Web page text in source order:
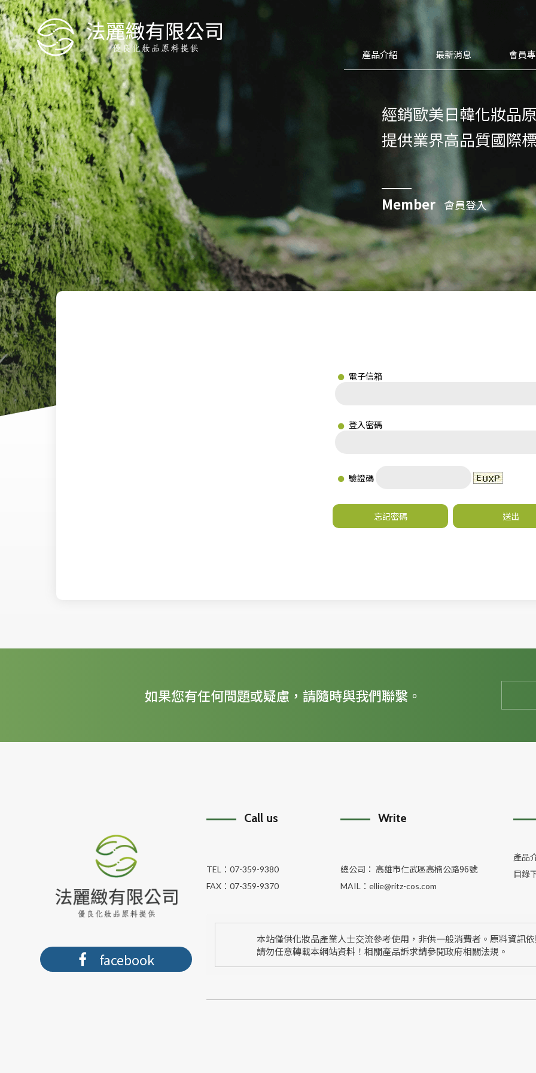
產品介紹 最新消息 會員
經銷歐美日韓化妝品
提供業界高品質國際
Member 會員登入
電子信箱
登入密碼
驗證碼
忘記密碼 送出
如果您有任何問題或疑慮，請隨時與我們聯繫。
facebook
Call us
TEL：07-359-9380
FAX：07-359-9370
Write
總公司： 高雄市仁武區高楠公路96號
MAIL： ellie@ritz-cos.com
產品
目錄
本站僅供化妝品產業人士交流參考使用，非供一般消費者。原料資訊
請勿任意轉載本網站資料！相關產品訴求請參閱政府相關法規。